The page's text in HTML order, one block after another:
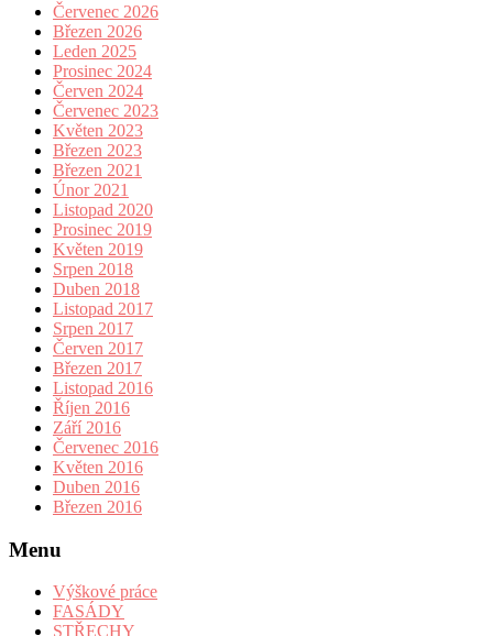
Červenec 2026
Březen 2026
Leden 2025
Prosinec 2024
Červen 2024
Červenec 2023
Květen 2023
Březen 2023
Březen 2021
Únor 2021
Listopad 2020
Prosinec 2019
Květen 2019
Srpen 2018
Duben 2018
Listopad 2017
Srpen 2017
Červen 2017
Březen 2017
Listopad 2016
Říjen 2016
Září 2016
Červenec 2016
Květen 2016
Duben 2016
Březen 2016
Menu
Výškové práce
FASÁDY
STŘECHY